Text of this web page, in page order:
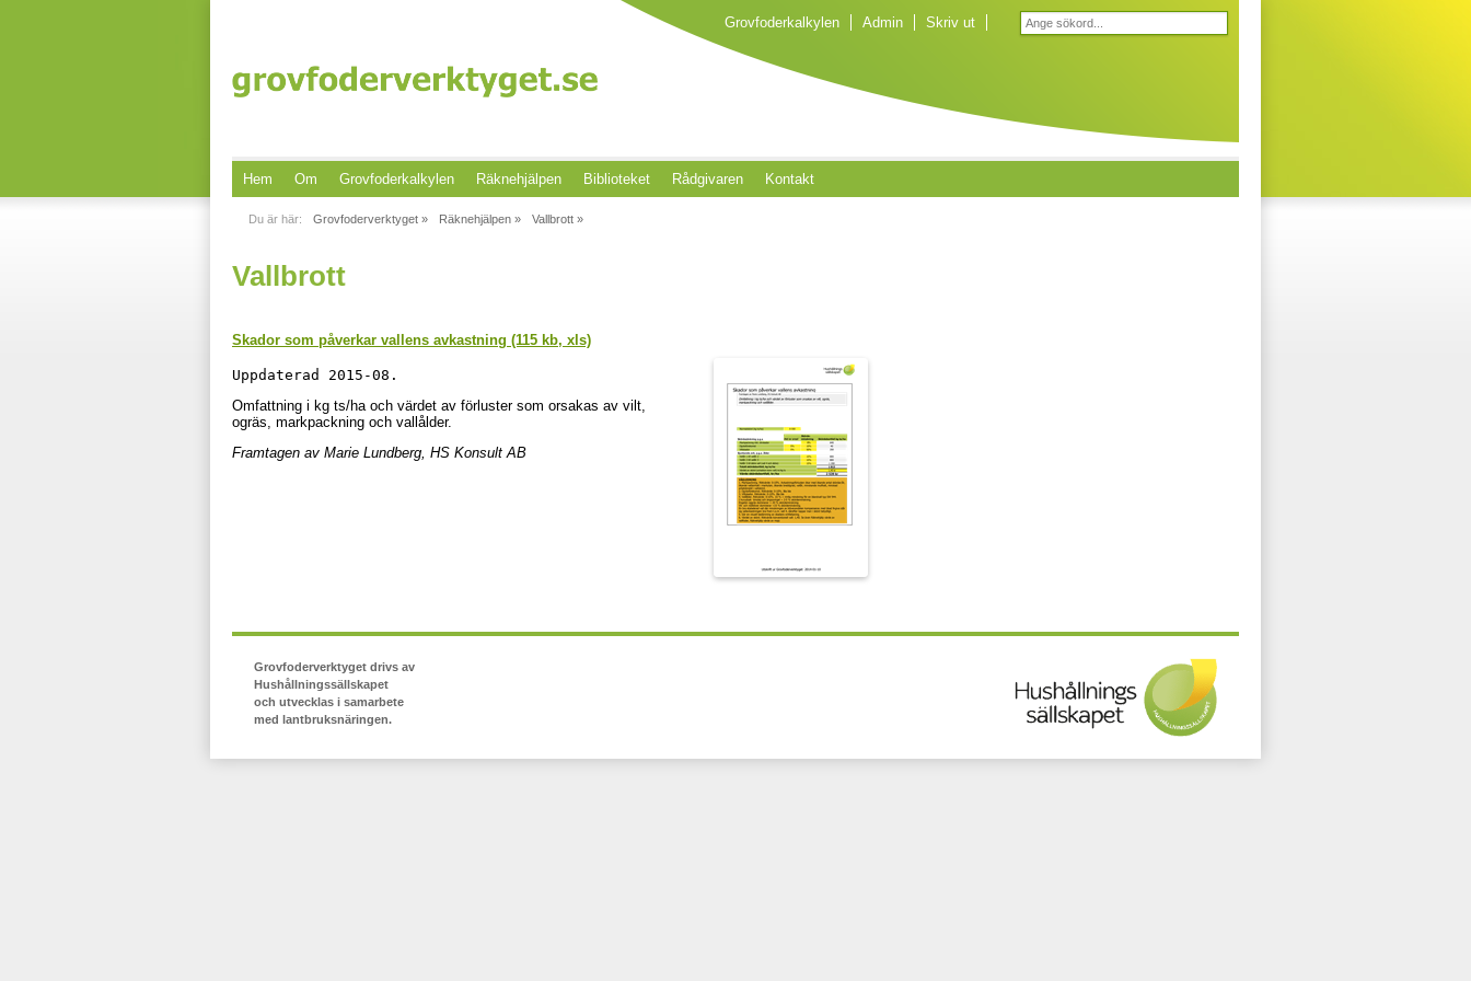
Grovfoderkalkylen Admin Skriv ut
Hem Om Grovfoderkalkylen Räknehjälpen Biblioteket Rådgivaren Kontakt
Du är här: Grovfoderverktyget » Räknehjälpen » Vallbrott »
Vallbrott
Skador som påverkar vallens avkastning (115 kb, xls)
Uppdaterad 2015-08.
Omfattning i kg ts/ha och värdet av förluster som orsakas av vilt,
ogräs, markpackning och vallålder.
Framtagen av Marie Lundberg, HS Konsult AB
Grovfoderverktyget drivs av
Hushållningssällskapet
och utvecklas i samarbete
med lantbruksnäringen.